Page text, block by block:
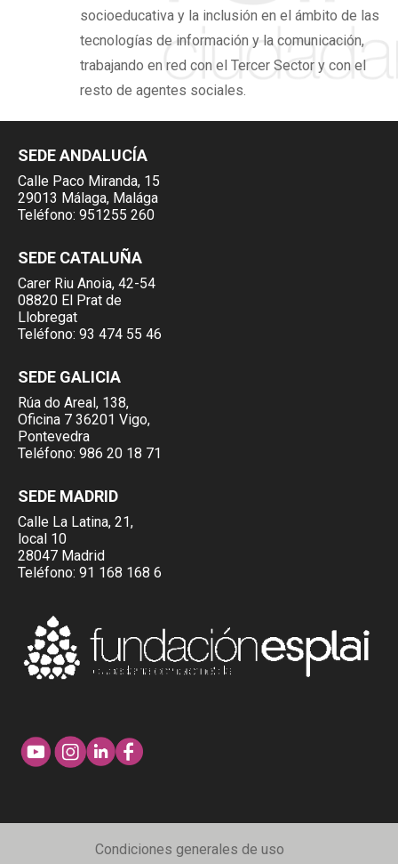
socioeducativa y la inclusión en el ámbito de las
tecnologías de información y la comunicación,
trabajando en red con el Tercer Sector y con el
resto de agentes sociales.
SEDE ANDALUCÍA
Calle Paco Miranda, 15
29013 Málaga, Malága
Teléfono: 951255 260
SEDE CATALUÑA
Carer Riu Anoia, 42-54
08820 El Prat de
Llobregat
Teléfono: 93 474 55 46
SEDE GALICIA
Rúa do Areal, 138,
Oficina 7 36201 Vigo,
Pontevedra
Teléfono: 986 20 18 71
SEDE MADRID
Calle La Latina, 21,
local 10
28047 Madrid
Teléfono: 91 168 168 6
Condiciones generales de uso